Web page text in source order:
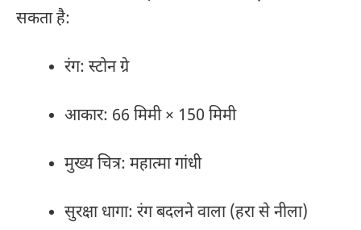
सकता है:
रंग: स्टोन ग्रे
आकार: 66 मिमी × 150 मिमी
मुख्य चित्र: महात्मा गांधी
सुरक्षा धागा: रंग बदलने वाला (हरा से नीला)